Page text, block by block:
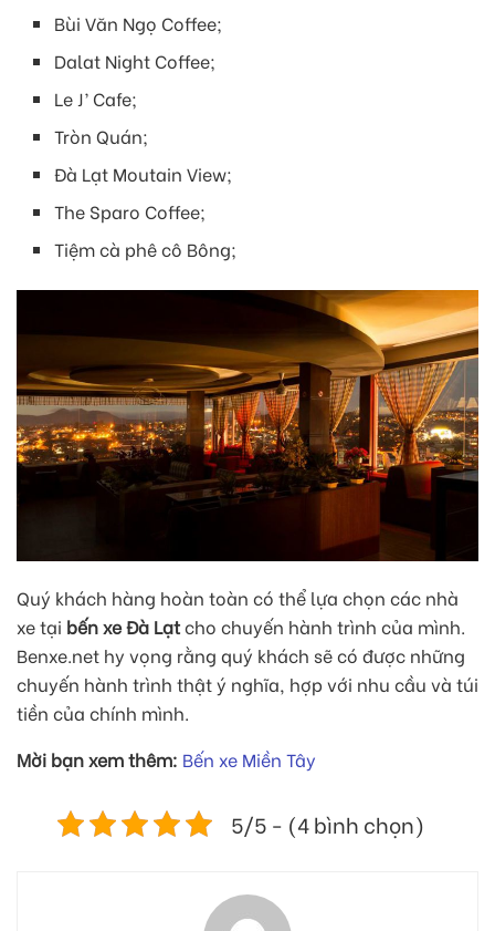
Bùi Văn Ngọ Coffee;
Dalat Night Coffee;
Le J’ Cafe;
Tròn Quán;
Đà Lạt Moutain View;
The Sparo Coffee;
Tiệm cà phê cô Bông;
Quý khách hàng hoàn toàn có thể lựa chọn các nhà
xe tại bến xe Đà Lạtcho chuyến hành trình của mình.
Benxe.net hy vọng rằng quý khách sẽ có được những
chuyến hành trình thật ý nghĩa, hợp với nhu cầu và túi
tiền của chính mình.
Mời bạn xem thêm: Bến xe Miền Tây
5/5 - (4 bình chọn)